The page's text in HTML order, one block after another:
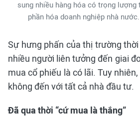
sung nhiều hàng hóa có trọng
phần hóa doanh nghiệp nhà
Sự hưng phấn của thị trường
nhiều người liên tưởng đến giai
mua cổ phiếu là có lãi. Tuy
không đến với tất cả nhà đầu tư.
Đã qua thời “cứ mua là thắng”